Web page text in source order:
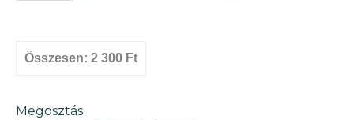
Összesen: 2 300 Ft
Megosztás